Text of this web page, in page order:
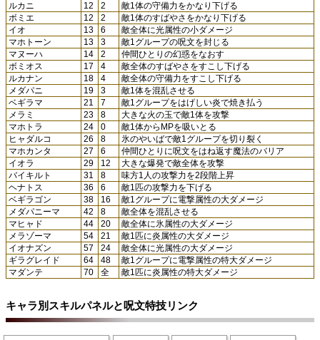
ルカニ 12 2
敵1体の守備力をかなり下げる
ボミエ
12 2
敵1体のすばやさをかなり下げる
イオ
13 6
敵全体に光属性の小ダメージ
マホトーン
13 3
敵1グループの呪文を封じる
マヌーハ
14 2
仲間ひとりの幻惑をなおす
ボミオス
17 4
敵全体のすばやさをすこし下げる
ルカナン
18 4
敵全体の守備力をすこし下げる
メダパニ
19 3
敵1体を混乱させる
ベギラマ
21 7
敵1グループをはげしい炎で焼き払う
メラミ
23 8
大きな火の玉で敵1体を攻撃
マホトラ
24 0
敵1体からMPを吸いとる
ヒャダルコ
26 8
氷のやいばで敵1グループを切り裂く
マホカンタ
27 6
仲間ひとりに呪文をはね返す魔法のバリア
イオラ
29 12
大きな爆発で敵全体を攻撃
バイキルト
31 8
味方1人の攻撃力を2段階上昇
ヘナトス
36 6
敵1匹の攻撃力を下げる
ベギラゴン
38 16
敵1グループに電撃属性の大ダメージ
メダパニーマ
42 8
敵全体を混乱させる
マヒャド
44 20
敵全体に氷属性の大ダメージ
メラゾーマ
54 21
敵1匹に炎属性の大ダメージ
イオナズン
57 24
敵全体に光属性の大ダメージ
ギラグレイド
64 48
敵1グループに電撃属性の特大ダメージ
マダンテ
70 全 敵1匹に炎属性の特大ダメージ
キャラ別スキルパネルと呪文特技リンク